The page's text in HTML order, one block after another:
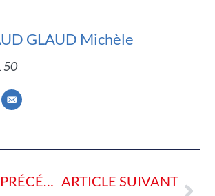
GLAUD Michèle
50
ARTICLE PRÉCÉDENT ARTICLE SUIVANT